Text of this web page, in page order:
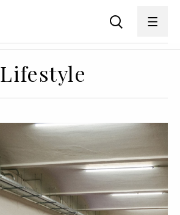
Lifestyle